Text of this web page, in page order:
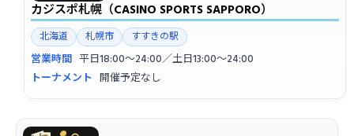
カジスポ札幌（CASINO SPORTS SAPPORO）
北海道 札幌市 すすきの駅
営業時間 平日18:00〜24:00／土日13:00〜24:00
トーナメント 開催予定なし